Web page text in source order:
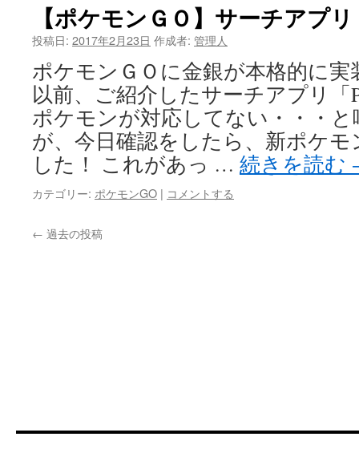
【ポケモンＧＯ】サーチアプ
投稿日: 2017年2月23日 作成者: 管理人
ポケモンＧＯに金銀が本格的に
以前、ご紹介したサーチアプリ「
ポケモンが対応してない・・・
が、今日確認をしたら、新ポケ
した！ これがあっ … 続きを読む
カテゴリー: ポケモンGO | コメントする
← 過去の投稿